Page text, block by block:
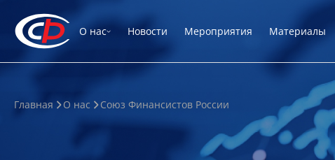
О нас Новости Мероприятия Материалы
Главная О нас Союз Финансистов России